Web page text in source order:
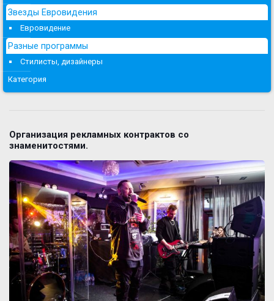
Звезды Евровидения
Евровидение
Разные программы
Стилисты, дизайнеры
Категория
Организация рекламных контрактов со
знаменитостями.